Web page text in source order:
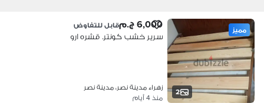
2
مميز 6,000 ج.م قابل للتفاوض
سرير خشب كونتر. قشره ارو
زهراء مدينة نصر، مدينة نصر
منذ 4 أيام